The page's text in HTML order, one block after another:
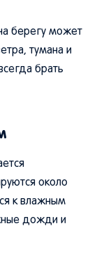
берегу может
тумана и
брать
около
к влажным
дожди и